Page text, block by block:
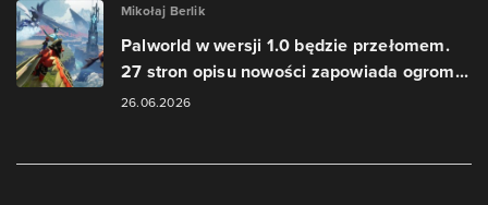
Mikołaj Berlik
Palworld w wersji 1.0 będzie przełomem.
27 stron opisu nowości zapowiada ogrom...
26.06.2026